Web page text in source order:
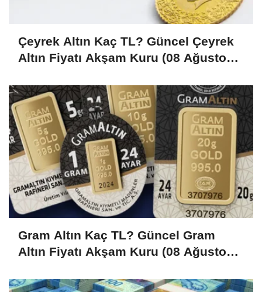
Çeyrek Altın Kaç TL? Güncel Çeyrek
Altın Fiyatı Akşam Kuru (08 Ağustos
Gram Altın Kaç TL? Güncel Gram
Altın Fiyatı Akşam Kuru (08 Ağustos